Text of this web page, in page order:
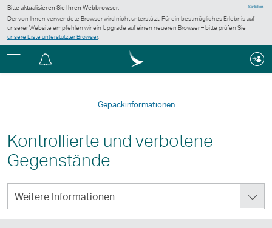
Schließen
Bitte aktualisieren Sie Ihren Webbrowser.
Der von Ihnen verwendete Browser wird nicht unterstützt. Für ein bestmögliches Erlebnis auf
unserer Website empfehlen wir ein Upgrade auf einen neueren Browser – bitte prüfen Sie
unsere Liste unterstützter Browser.
Gepäckinformationen
Kontrollierte und verbotene
Gegenstände
Weitere
Informationen
Weitere Informationen